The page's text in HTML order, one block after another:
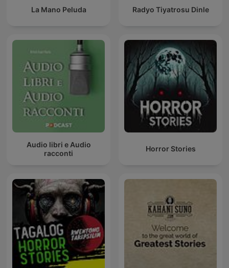
La Mano Peluda Radyo Tiyatrosu Dinle
Audio libri e Audio
racconti
Horror Stories